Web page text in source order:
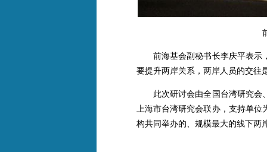
前海基会副秘书长李庆平表示，
要提升两岸关系，两岸人员的交往
此次研讨会由全国台湾研究会、
上海市台湾研究会联办，支持单位
构共同举办的、规模最大的线下两